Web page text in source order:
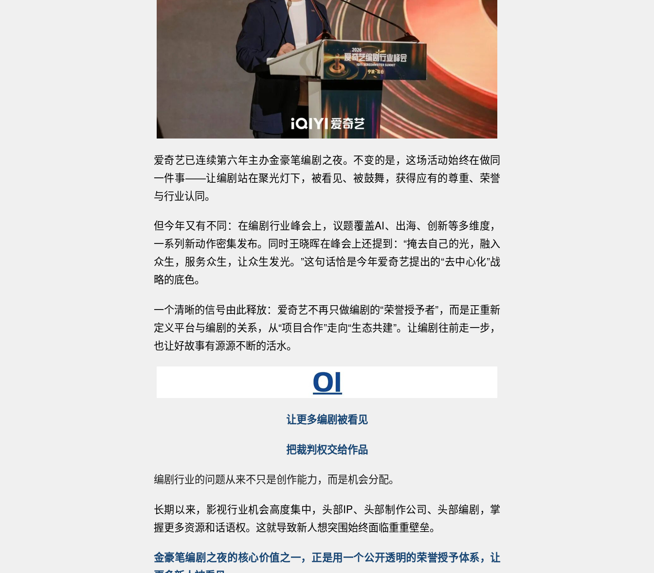
爱奇艺已连续第六年主办金豪笔编剧之夜。不变的是，这场活动始终在做同
一件事——让编剧站在聚光灯下，被看见、被鼓舞，获得应有的尊重、荣誉
与行业认同。
但今年又有不同： 在编剧行业峰会 上 ，议题覆盖AI、出海、创新等多维度，
一系列新动作密集发布。同时王晓晖在峰会上还提到： “掩去自己的光，融入
众生，服务众生，让众生发光。 ”这句话恰是今年爱奇艺提出的“去中心化”战
略的底色。
一个清晰的信号由此释放：爱奇艺不再只做编剧的“荣誉授予者”，而是正重新
定义平台与编剧的关系，从“项目合作”走向“生态共建”。让编剧往前走一步，
也让好故事有源源不断的活水。
让更多编剧被看见
把裁判权交给作品
编剧行业的问题从来不只是创作能力，而是机会分配。
长期以来，影视行业机会高度集中，头部IP、头部制作公司、头部编剧，掌
握更多资源和话语权。这就导致新人想突围始终面临重重壁垒。
金豪笔编剧之夜的核心价值之一，正是用一个公开透明的荣誉授予体系，让